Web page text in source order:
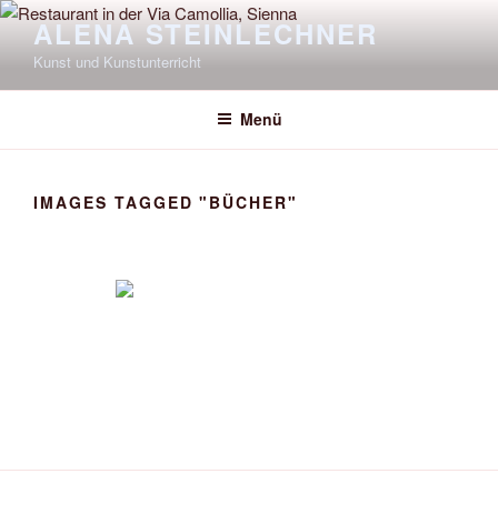
Zum
Inhalt
springen
ALENA STEINLECHNER
Kunst und Kunstunterricht
Menü
IMAGES TAGGED "BÜCHER"